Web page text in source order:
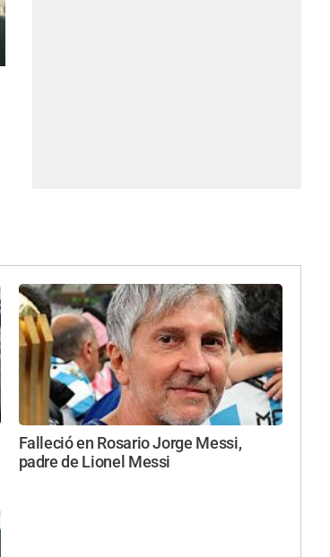
Falleció en Rosario Jorge Messi,
padre de Lionel Messi